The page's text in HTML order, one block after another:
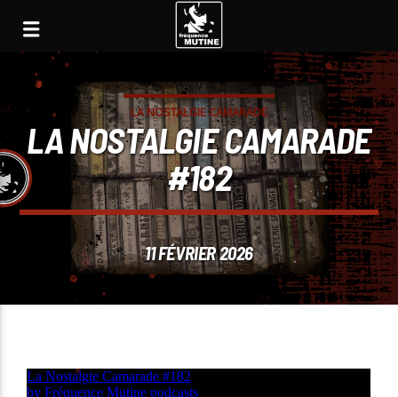
LA NOSTALGIE CAMARADE
LA NOSTALGIE CAMARADE
#182
11 FÉVRIER 2026